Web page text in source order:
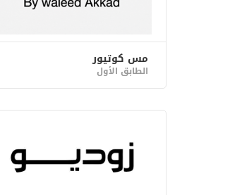
مس كوتيور
الطابق الأول